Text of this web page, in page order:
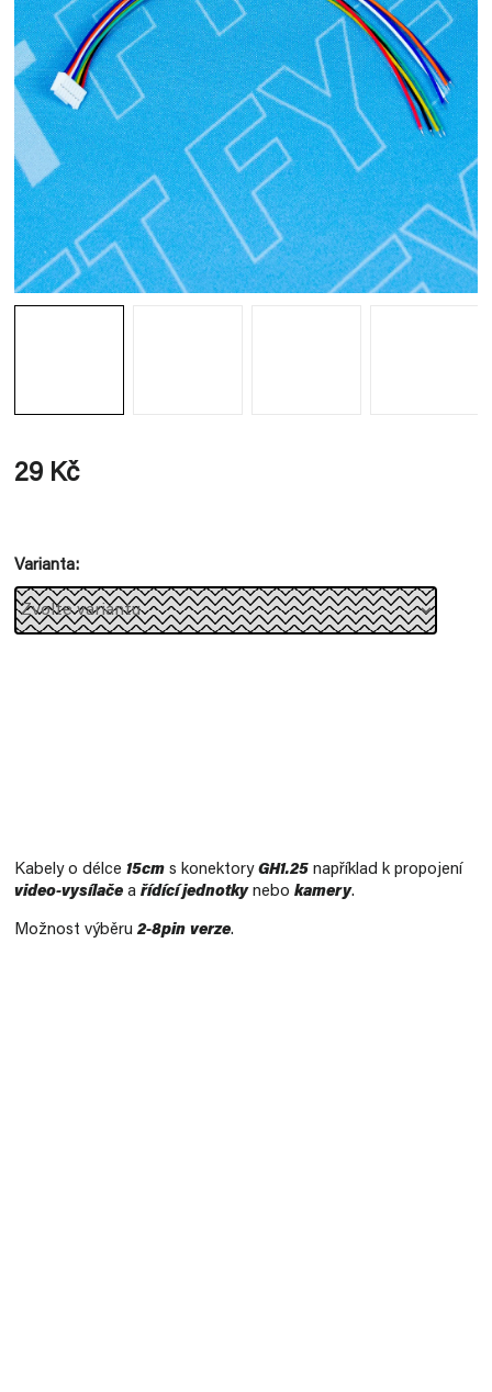
29 Kč
Varianta
Kabely o délce 15cm s konektory GH1.25 například k propojení
video-vysílače a řídící jednotkynebo kamery.
Možnost výběru 2-8pin verze.